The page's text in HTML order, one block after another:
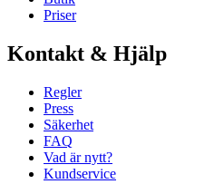
Priser
Kontakt & Hjälp
Regler
Press
Säkerhet
FAQ
Vad är nytt?
Kundservice